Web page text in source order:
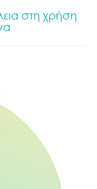
στη χρήση